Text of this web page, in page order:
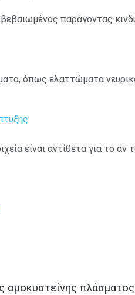
παράγοντας
όπως ελαττώματα
είναι αντίθετα για το
ομοκυστεΐνης